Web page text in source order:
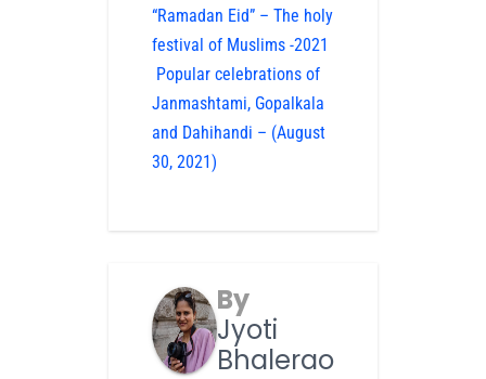
“Ramadan Eid” – The holy
festival of Muslims -2021
Popular celebrations of
Janmashtami, Gopalkala
and Dahihandi – (August
30, 2021)
By
Jyoti
Bhalerao